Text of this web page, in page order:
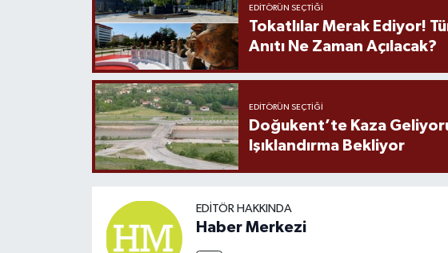
EDITÖRÜN SEÇTIĞI
Tokatlılar Merak Ediyor!
Anıtı Ne Zaman Açılacak?
EDITÖRÜN SEÇTIĞI
Doğukent’te Kaza
Işıklandırma Bekliyor
EDITÖR HAKKINDA
Haber Merkezi